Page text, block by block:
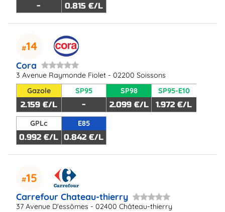
- 0.815 €/L
14
Cora
3 Avenue Raymonde Fiolet - 02200 Soissons
Gazole
2.159 €/L
SP95
-
SP98
2.099 €/L
SP95-E10
1.972 €/L
GPLc
0.992 €/L
E85
0.842 €/L
15
Carrefour Chateau-thierry
37 Avenue D'essômes - 02400 Château-thierry